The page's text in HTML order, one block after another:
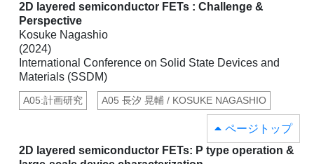
2D layered semiconductor FETs : Challenge &
Perspective
Kosuke Nagashio
(2024)
International Conference on Solid State Devices and
Materials (SSDM)
A05:計画研究 A05 長汐 晃輔 / KOSUKE NAGASHIO
2D layered semiconductor FETs: P type operation &
ページトップ